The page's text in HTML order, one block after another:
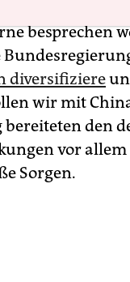
besprechen
diversifiziere
wir mit
den
vor
Sorgen.